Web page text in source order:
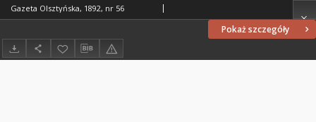
Pokaż szczegóły
Gazeta Olsztyńska, 1892, nr 56